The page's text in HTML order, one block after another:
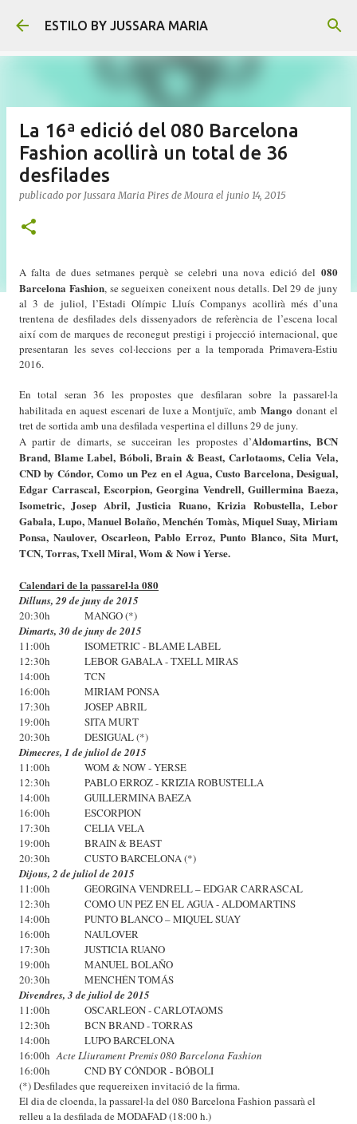
Ir al contenido principal
ESTILO BY JUSSARA MARIA
La 16ª edició del 080 Barcelona
Fashion acollirà un total de 36
desfilades
publicado por Jussara Maria Pires de Moura el junio 14, 2015
A falta de dues setmanes perquè se celebri una nova edició del 080
Barcelona Fashion, se segueixen coneixent nous detalls. Del 29 de juny
al 3 de juliol, l’Estadi Olímpic Lluís Companys acollirà més d’una
trentena de desfilades dels dissenyadors de referència de l’escena local
així com de marques de reconegut prestigi i projecció internacional, que
presentaran les seves col·leccions per a la temporada Primavera-Estiu
2016.
En total seran 36 les propostes que desfilaran sobre la passarel·la
habilitada en aquest escenari de luxe a Montjuïc, ambMango donant el
tret de sortida amb una desfilada vespertina el dilluns 29 de juny.
A partir de dimarts, se succeiran les propostes d’Aldomartins, BCN
Brand, Blame Label, Bóboli, Brain & Beast, Carlotaoms, Celia Vela,
CND by Cóndor, Como un Pez en el Agua, Custo Barcelona, Desigual,
Edgar Carrascal, Escorpion, Georgina Vendrell, Guillermina Baeza,
Isometric, Josep Abril, Justicia Ruano, Krizia Robustella, Lebor
Gabala, Lupo, Manuel Bolaño, Menchén Tomàs, Miquel Suay, Miriam
Ponsa, Naulover, Oscarleon, Pablo Erroz, Punto Blanco, Sita Murt,
TCN, Torras, Txell Miral, Wom & Now i Yerse.
Calendari de la passarel·la 080
Dilluns, 29 de juny de 2015
20:30h MANGO (*)
Dimarts, 30 de juny de 2015
11:00h ISOMETRIC - BLAME LABEL
12:30h LEBOR GABALA - TXELL MIRAS
14:00h TCN
16:00h MIRIAM PONSA
17:30h JOSEP ABRIL
19:00h SITA MURT
20:30h DESIGUAL (*)
Dimecres, 1 de juliol de 2015
11:00h WOM & NOW - YERSE
12:30h PABLO ERROZ - KRIZIA ROBUSTELLA
14:00h GUILLERMINA BAEZA
16:00h ESCORPION
17:30h CELIA VELA
19:00h BRAIN & BEAST
20:30h CUSTO BARCELONA (*)
Dijous, 2 de juliol de 2015
11:00h GEORGINA VENDRELL – EDGAR CARRASCAL
12:30h COMO UN PEZ EN EL AGUA - ALDOMARTINS
14:00h PUNTO BLANCO – MIQUEL SUAY
16:00h NAULOVER
17:30h JUSTICIA RUANO
19:00h MANUEL BOLAÑO
20:30h MENCHÉN TOMÁS
Divendres, 3 de juliol de 2015
11:00h OSCARLEON - CARLOTAOMS
12:30h BCN BRAND - TORRAS
14:00h LUPO BARCELONA
16:00hActe Lliurament Premis 080 Barcelona Fashion
16:00h CND BY CÓNDOR - BÓBOLI
(*) Desfilades que requereixen invitació de la firma.
El dia de cloenda, la passarel·la del 080 Barcelona Fashion passarà el
relleu a la desfilada de MODAFAD (18:00 h.)